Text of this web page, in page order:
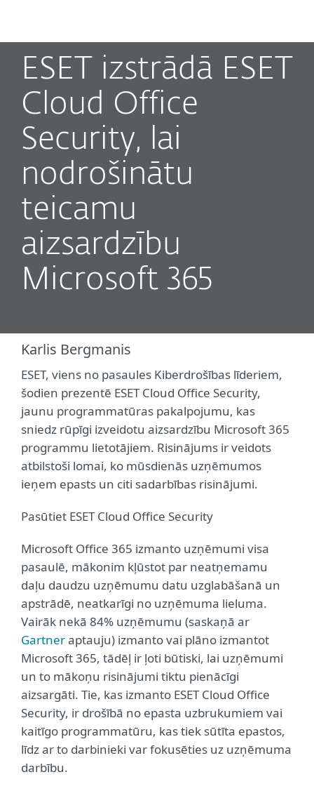
ESET izstrādā ESET
Cloud Office
Security, lai
nodrošinātu
teicamu
aizsardzību
Microsoft 365
Karlis Bergmanis
ESET, viens no pasaules Kiberdrošības līderiem,
šodien prezentē ESET Cloud Office Security,
jaunu programmatūras pakalpojumu, kas
sniedz rūpīgi izveidotu aizsardzību Microsoft 365
programmu lietotājiem. Risinājums ir veidots
atbilstoši lomai, ko mūsdienās uzņēmumos
ieņem epasts un citi sadarbības risinājumi.
Pasūtiet ESET Cloud Office Security
Microsoft Office 365 izmanto uzņēmumi visa
pasaulē, mākonim kļūstot par neatņemamu
daļu daudzu uzņēmumu datu uzglabāšanā un
apstrādē, neatkarīgi no uzņēmuma lieluma.
Vairāk nekā 84% uzņēmumu (saskaņā ar
Gartneraptauju) izmanto vai plāno izmantot
Microsoft 365, tādēļ ir ļoti būtiski, lai uzņēmumi
un to mākoņu risinājumi tiktu pienācīgi
aizsargāti. Tie, kas izmanto ESET Cloud Office
Security, ir drošībā no epasta uzbrukumiem vai
kaitīgo programmatūru, kas tiek sūtīta epastos,
līdz ar to darbinieki var fokusēties uz uzņēmuma
darbību.